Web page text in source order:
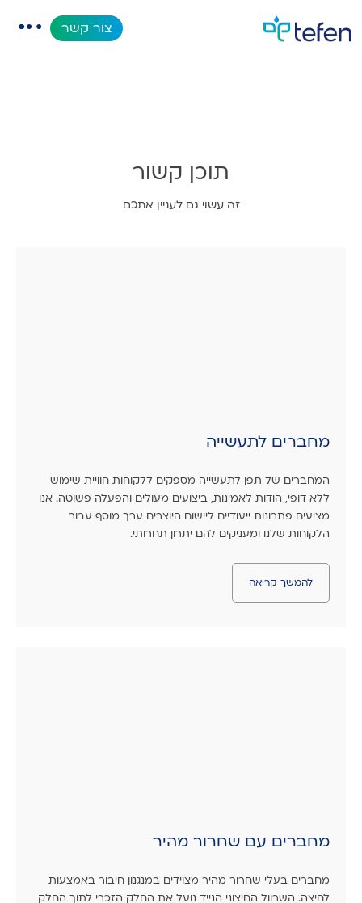
צור קשר MixRite TF-10 CL
תוכן קשור
זה עשוי גם לעניין אתכם
מחברים לתעשייה
המחברים של תפן לתעשייה מספקים ללקוחות חוויית שימוש
ללא דופי, הודות לאמינות, ביצועים מעולים והפעלה פשוטה. אנו
מציעים פתרונות ייעודיים ליישום היוצרים ערך מוסף עבור
הלקוחות שלנו ומעניקים להם יתרון תחרותי.
להמשך קריאה
מחברים עם שחרור מהיר
מחברים בעלי שחרור מהיר מצוידים במנגנון חיבור באמצעות
לחיצה. השרוול החיצוני הנייד נועל את החלק הזכרי לתוך החלק